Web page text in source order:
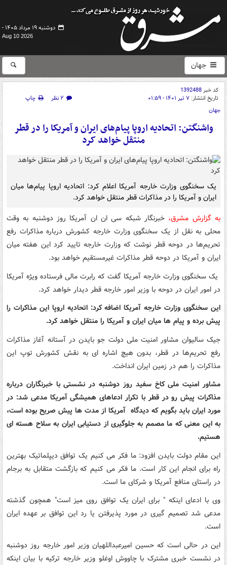
دوشنبه ۱۹ مرداد ۱۴۰۵ -
Aug 10 2026
جهان
کد خبر1392488
تاریخ انتشار: ۷ تیر ۱۴۰۱ - ۰۱:۵۹ ۲ نظر
چاپ
جهان
واشنگتن: اتحادیه اروپا پیام‌های ایران و آمریکا را در قطر
منتقل خواهد کرد
یک سخنگوی وزارت خارجه آمریکا اعلام کرد: اتحادیه اروپا پیام‌ها میان
ایران و آمریکا را در مذاکرات قطر منتقل خواهد کرد.
به گزارش مشرق، خبرنگار شبکه سی ان ان آمریکا روز دوشنبه به وقت
محلی به نقل از یک سخنگوی وزارت خارجه کشورش درباره مذاکرات رفع
تحریم‌ها در دوحه قطر نوشت که وزارت خارجه تایید کرد این هفته میان
ایران و آمریکا در دوحه قطر مذاکرات غیرمستقیم خواهد بود.
یک سخنگوی وزارت خارجه آمریکا گفت که رابرت مالی فرستاده ویژه آمریکا
در امور ایران در دوحه با وزیر امور خارجه قطر دیدار خواهد کرد.
این سخنگوی وزارت خارجه آمریکا اضافه کرد: اتحادیه اروپا این مذاکرات را
پیش برده و پیام ها میان ایران و آمریکا را منتقل خواهد کرد.
جیک سالیوان مشاور امنیت ملی دولت جو بایدن در آستانه آغاز مذاکرات
رفع تحریم‌ها در قطر، بدون هیچ اشاره ای به نقش کشورش توپ این
مذاکرات را هم در زمین ایران انداخت.
مشاور امنیت ملی کاخ سفید روز دوشنبه در نشستی با خبرنگاران درباره
مذاکرات پیش رو در قطر با تکرار ادعاهای همیشگی آمریکا مدعی شد: در
مورد ایران باید بگویم که دیدگاه آمریکا از مدت ها پیش صریح بوده است،
به این معنی که ما مصمم به جلوگیری از دستیابی ایران به سلاح هسته ای
هستیم.
این مقام دولت بایدن افزود: ما فکر می کنیم یک توافق دیپلماتیک بهترین
راه برای انجام این کار است. ما فکر می کنیم که بازگشت متقابل به برجام
در راستای منافع آمریکا و شرکای ما است.
وی با ادعای اینکه " برای ایران یک توافق روی میز است" همچون گذشته
مدعی شد تصمیم گیری در مورد پذیرفتن یا رد این توافق بر عهده ایران
است.
این در حالی است که حسین امیرعبداللهیان وزیر امور خارجه روز دوشنبه
در نشست خبری مشترک با چاووش اوغلو وزیر خارجه ترکیه با بیان اینکه